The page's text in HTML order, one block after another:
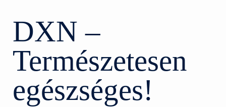
DXN –
Természetesen
egészséges!